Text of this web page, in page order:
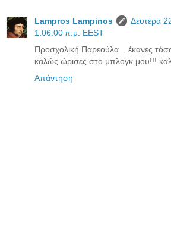
Lampros Lampinos
Δευτέρα
1:06:00 π.μ. EEST
Προσχολική Παρεούλα... έκανες
καλώς ώρισες στο μπλογκ μου!!!
Απάντηση